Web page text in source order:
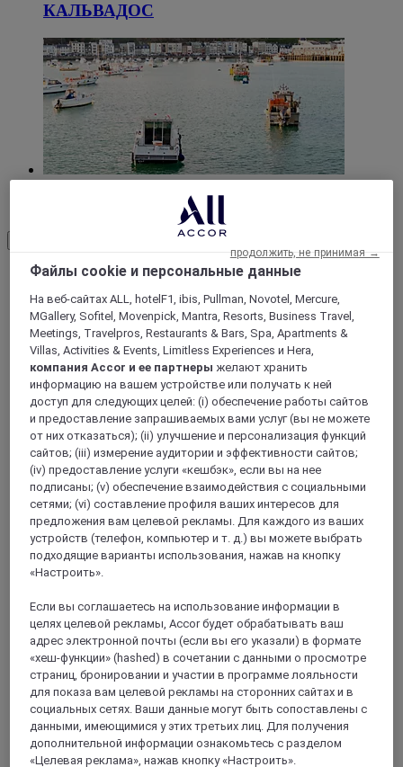
КАЛЬВАДОС
КАН, Франция
Mercure Кан Центр Порт-де-Плезанс
Из отеля Mercure Кан Центр, расположенного в центре
Кана, открывается вид на гавань. Гости смогут с
легкостью добраться до Канского мемориала и мест
комфортабельные номера отеля Mercure с
кондиционерами, фитнес-зал и лаунж-бар предлагают
спокойную атмосферу и придутся по вкусу как деловым
людям, так и туристам.
4,5/5Rated 4,5 of 5
Файлы cookie и персональные данные
На веб-сайтах ALL, hotelF1, ibis, Pullman, Novotel, Mercure,
MGallery, Sofitel, Movenpick, Mantra, Resorts, Business Travel,
Meetings, Travelpros, Restaurants & Bars, Spa, Apartments &
Villas, Activities & Events, Limitless Experiences и Hera,
компания Accor и ее партнеры желают хранить
информацию на вашем устройстве или получать к ней
доступ для следующих целей: (i) обеспечение работы сайтов
и предоставление запрашиваемых вами услуг (вы не можете
от них отказаться); (ii) улучшение и персонализация функций
сайтов; (iii) измерение аудитории и эффективности сайтов;
(iv) предоставление услуги «кешбэк», если вы на нее
подписаны; (v) обеспечение взаимодействия с социальными
сетями; (vi) составление профиля ваших интересов для
предложения вам целевой рекламы. Для каждого из ваших
устройств (телефон, компьютер и т. д.) вы можете выбрать
подходящие варианты использования, нажав на кнопку
«Настроить».
Если вы соглашаетесь на использование информации в
целях целевой рекламы, Accor будет обрабатывать ваш
адрес электронной почты (если вы его указали) в формате
«хеш-функции» (hashed) в сочетании с данными о просмотре
страниц, бронировании и участии в программе лояльности
для показа вам целевой рекламы на сторонних сайтах и в
социальных сетях. Ваши данные могут быть сопоставлены с
данными, имеющимися у этих третьих лиц. Для получения
дополнительной информации ознакомьтесь с разделом
«Целевая реклама», нажав кнопку «Настроить».
продолжить, не принимая →